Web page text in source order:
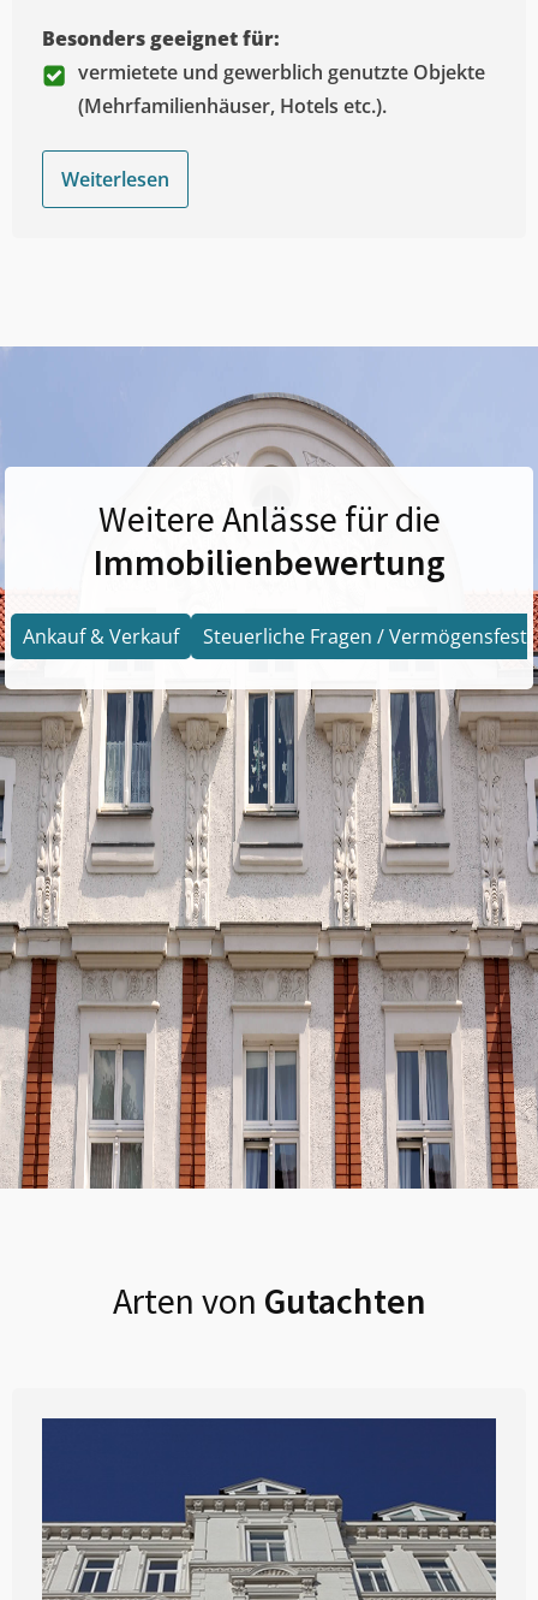
Besonders geeignet für:
vermietete und gewerblich genutzte Objekte
(Mehrfamilienhäuser, Hotels etc.).
Weiterlesen
Weitere Anlässe für die
Immobilienbewertung
Ankauf & Verkauf Steuerliche Fragen /
Arten von Gutachten